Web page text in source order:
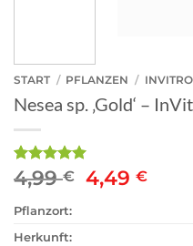
START / PFLANZEN / INVITRO
Nesea sp. ‚Gold‘ –
Bewertet
mit5von
5, basierend
auf
3
Kundenbewertungen
4,99€
Preis
4,49€
Pflanzort:
Herkunft: